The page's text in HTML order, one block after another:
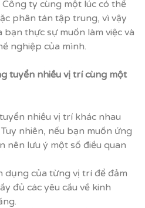
ty cùng một lúc có thể
phân tán tập trung, vì vậy
thực sự muốn làm việc và
nghiệp của mình.
tuyển nhiều vị trí cùng một
nhiều vị trí khác nhau
nhiên, nếu bạn muốn ứng
nên lưu ý một số điều quan
của từng vị trí để đảm
đủ các yêu cầu về kinh